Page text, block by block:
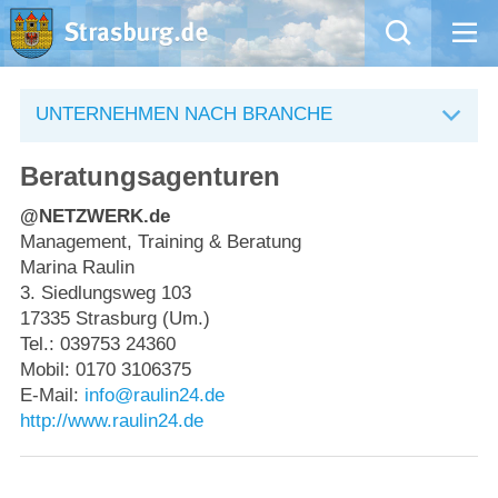
Rathaus
Natur – Kultur – Tourismus
Wirtschaft
UNTERNEHMEN NACH BRANCHE
Beratungsagenturen
@NETZWERK.de
Management, Training & Beratung
Marina Raulin
3. Siedlungsweg 103
17335 Strasburg (Um.)
Tel.: 039753 24360
Mobil: 0170 3106375
E-Mail: info@raulin24.de
http://www.raulin24.de